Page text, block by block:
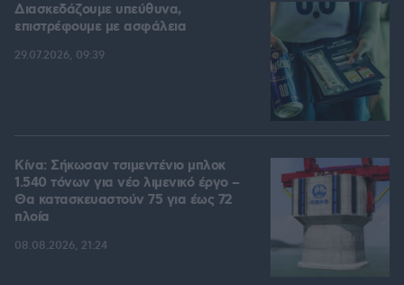
Διασκεδάζουμε υπεύθυνα,
επιστρέφουμε με ασφάλεια
29.07.2026, 09:39
Κίνα: Σήκωσαν τσιμεντένιο μπλοκ
1.540 τόνων για νέο λιμενικό έργο –
Θα κατασκευαστούν 75 για έως 72
πλοία
08.08.2026, 21:24